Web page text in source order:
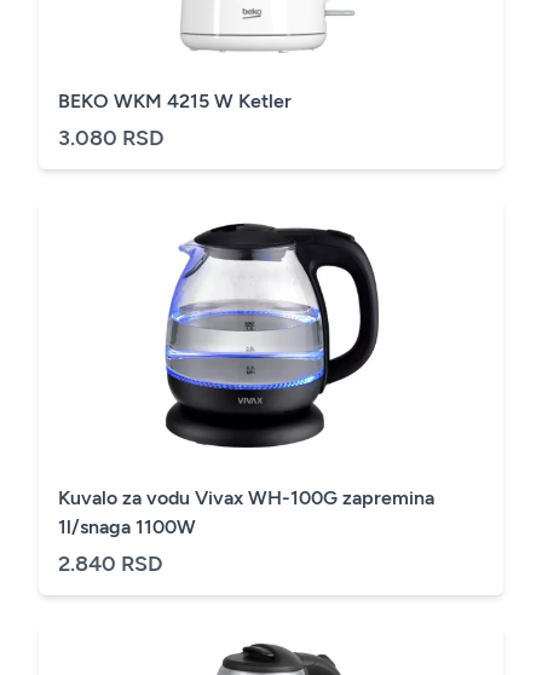
BEKO WKM 4215 W Ketler
3.080 RSD
Kuvalo za vodu Vivax WH-100G zapremina
1l/snaga 1100W
2.840 RSD